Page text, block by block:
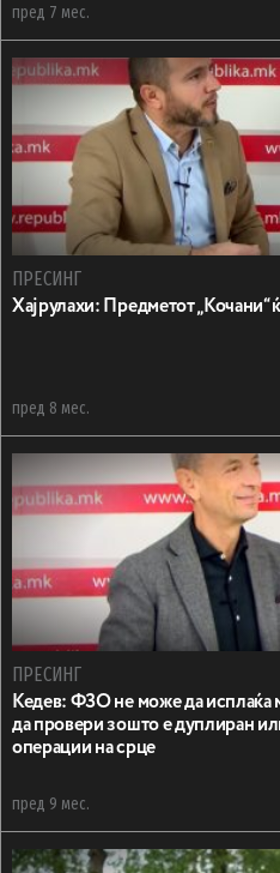
пред 7 мес.
ПРЕСИНГ
Хајрулахи: Предметот „Кочани“
пред 8 мес.
ПРЕСИНГ
Кедев: ФЗО не може да исплаќа
да провери зошто е дуплиран
операции на срце
пред 9 мес.